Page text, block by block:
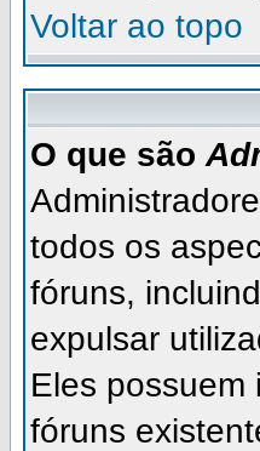
Voltar ao topo
O que são
todos os
fóruns,
expulsar
Eles possuem
fóruns